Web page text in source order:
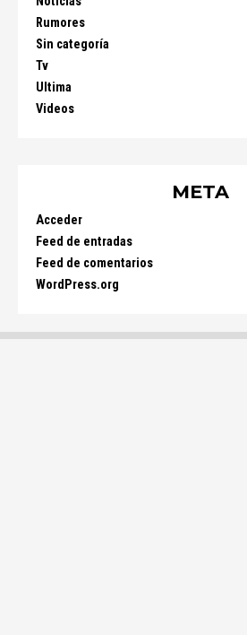
Rumores
Sin categoría
Tv
Ultima
Videos
META
Acceder
Feed de entradas
Feed de comentarios
WordPress.org